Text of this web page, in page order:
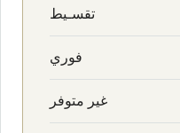
تقسـيط
فوري
غير متوفر